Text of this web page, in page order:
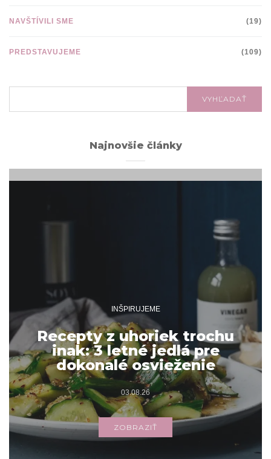
NAVŠTÍVILI SME (19)
PREDSTAVUJEME (109)
VYHĽADAŤ
Najnovšie články
INŠPIRUJEME
Recepty z uhoriek trochu
inak: 3 letné jedlá pre
dokonalé osvieženie
03.08.26
ZOBRAZIŤ